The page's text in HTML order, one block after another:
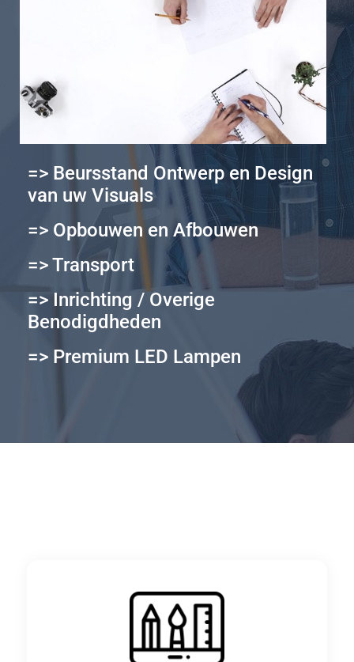
=> Beursstand Ontwerp en Design
van uw Visuals
=> Opbouwen en Afbouwen
=> Transport
=> Inrichting / Overige
Benodigdheden
=> Premium LED Lampen